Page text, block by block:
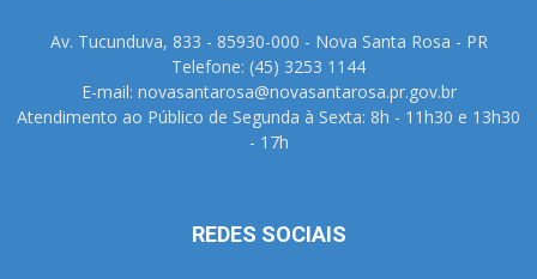
Av. Tucunduva, 833 - 85930-000 - Nova Santa Rosa - PR
Telefone: (45) 3253 1144
E-mail: novasantarosa@novasantarosa.pr.gov.br
Atendimento ao Público de Segunda à Sexta: 8h - 11h30 e 13h30
- 17h
REDES SOCIAIS